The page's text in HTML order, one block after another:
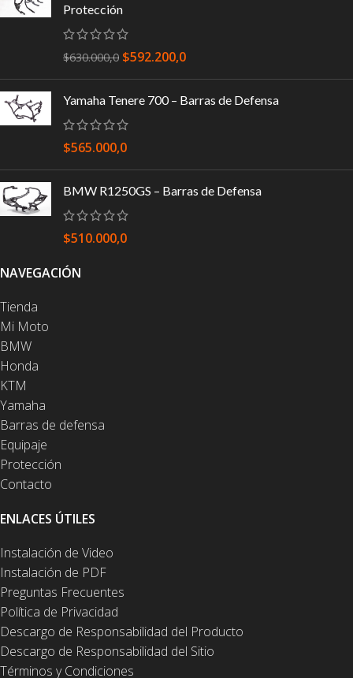
Protección
$630.000,0 $592.200,0
Yamaha Tenere 700 – Barras de Defensa
$565.000,0
BMW R1250GS – Barras de Defensa
$510.000,0
NAVEGACIÓN
Tienda
Mi Moto
BMW
Honda
KTM
Yamaha
Barras de defensa
Equipaje
Protección
Contacto
ENLACES ÚTILES
Instalación de Video
Instalación de PDF
Preguntas Frecuentes
Política de Privacidad
Descargo de Responsabilidad del Producto
Descargo de Responsabilidad del Sitio
Términos y Condiciones